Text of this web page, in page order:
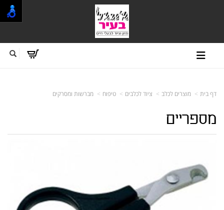
דף בית מוצרים לכלב ציוד לכלבים טיפוח מברשות ומסרקים
מספריים